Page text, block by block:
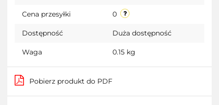
Cena przesyłki 0
Dostępność Duża dostępność
Waga 0.15 kg
Pobierz produkt do PDF